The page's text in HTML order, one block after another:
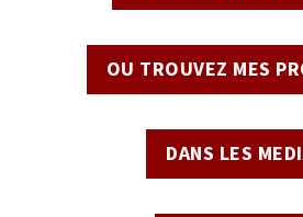
OU TROUVEZ MES
DANS LES